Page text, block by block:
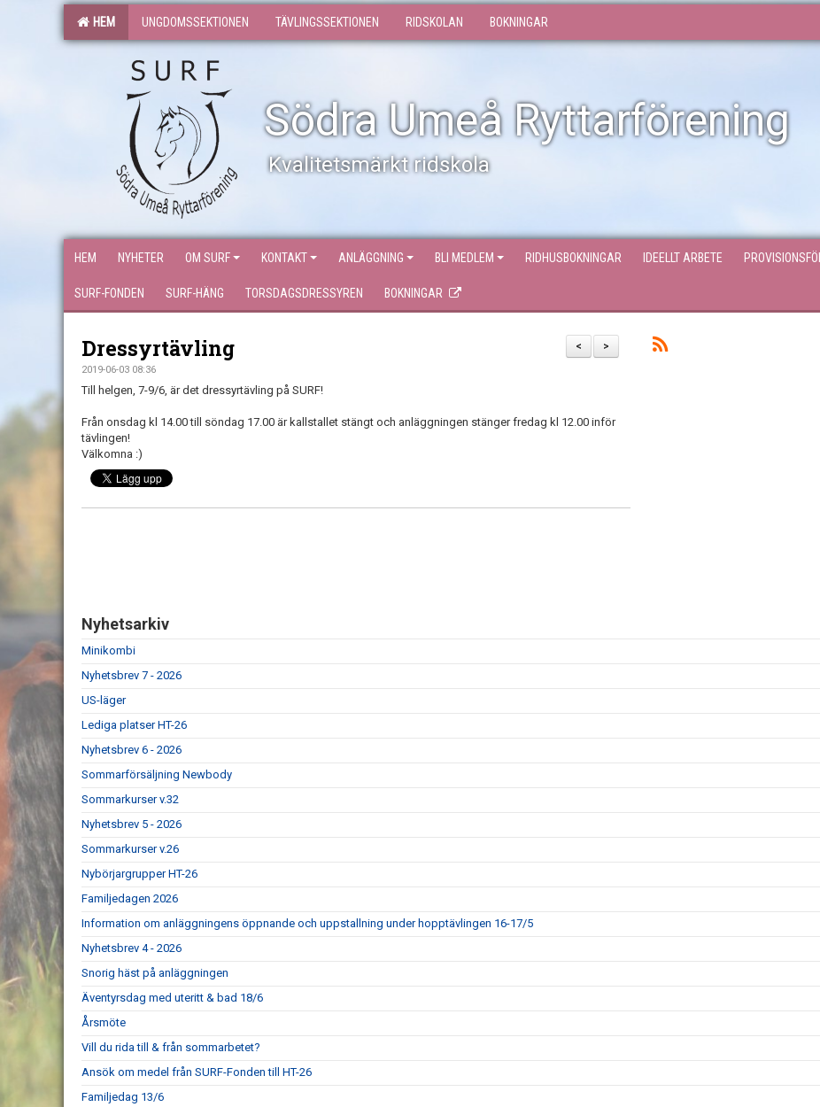
HEM UNGDOMSSEKTIONEN TÄVLINGSSEKTIONEN RIDSKOLAN BOKNINGAR
Södra Umeå Ryttarförening
Kvalitetsmärkt ridskola
HEM NYHETER OM SURF KONTAKT ANLÄGGNING BLI MEDLEM RIDHUSBOKNINGAR IDEELLT ARBETE
SURF-FONDEN SURF-HÄNG TORSDAGSDRESSYREN BOKNINGAR
>
<
Dressyrtävling
2019-06-03 08:36
Till helgen, 7-9/6, är det dressyrtävling på SURF!
Från onsdag kl 14.00 till söndag 17.00 är kallstallet stängt och anläggningen stänger fredag kl 12.00 inför
tävlingen!
Välkomna :)
Nyhetsarkiv
Minikombi
Nyhetsbrev 7 - 2026
US-läger
Lediga platser HT-26
Nyhetsbrev 6 - 2026
Sommarförsäljning Newbody
Sommarkurser v.32
Nyhetsbrev 5 - 2026
Sommarkurser v.26
Nybörjargrupper HT-26
Familjedagen 2026
Information om anläggningens öppnande och uppstallning under hopptävlingen 16-17/5
Nyhetsbrev 4 - 2026
Snorig häst på anläggningen
Äventyrsdag med uteritt & bad 18/6
Årsmöte
Vill du rida till & från sommarbetet?
Ansök om medel från SURF-Fonden till HT-26
Familjedag 13/6